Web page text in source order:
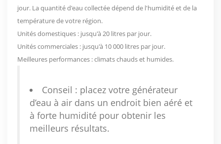
jour. La quantité d'eau collectée dépend de l'humidité et de la
température de votre région.
Unités domestiques : jusqu'à 20 litres par jour.
Unités commerciales : jusqu'à 10 000 litres par jour.
Meilleures performances : climats chauds et humides.
Conseil : placez votre générateur
d’eau à air dans un endroit bien aéré et
à forte humidité pour obtenir les
meilleurs résultats.